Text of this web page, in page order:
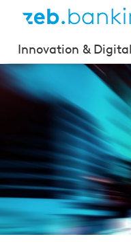
Innovation & Digital